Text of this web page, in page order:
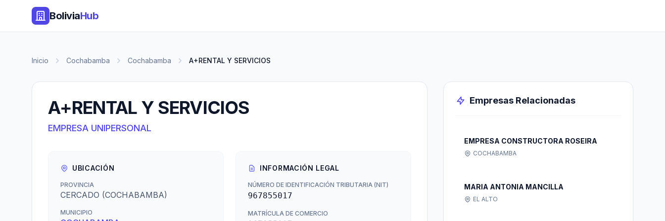
BoliviaHub
Inicio Cochabamba Cochabamba A+RENTAL Y SERVICIOS
A+RENTAL Y SERVICIOS
EMPRESA UNIPERSONAL
UBICACIÓN
PROVINCIA
CERCADO (COCHABAMBA)
MUNICIPIO
INFORMACIÓN LEGAL
NÚMERO DE IDENTIFICACIÓN TRIBUTARIA (NIT)
967855017
MATRÍCULA DE COMERCIO
Empresas Relacionadas
EMPRESA CONSTRUCTORA ROSEIRA
COCHABAMBA
MARIA ANTONIA MANCILLA
EL ALTO